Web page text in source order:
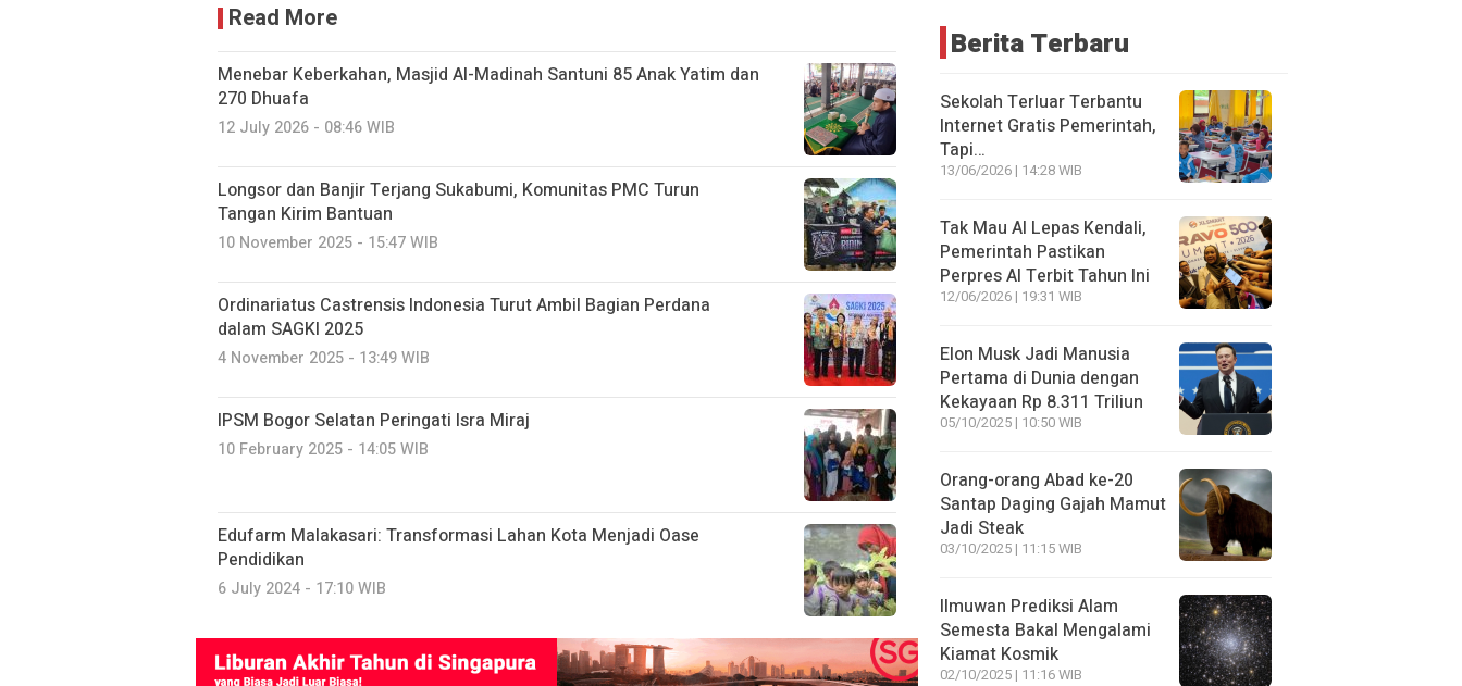
Read More
Menebar Keberkahan, Masjid Al-Madinah Santuni 85 Anak Yatim dan
270 Dhuafa
12 July 2026 - 08:46 WIB
Longsor dan Banjir Terjang Sukabumi, Komunitas PMC Turun
Tangan Kirim Bantuan
10 November 2025 - 15:47 WIB
Ordinariatus Castrensis Indonesia Turut Ambil Bagian Perdana
dalam SAGKI 2025
4 November 2025 - 13:49 WIB
IPSM Bogor Selatan Peringati Isra Miraj
10 February 2025 - 14:05 WIB
Edufarm Malakasari: Transformasi Lahan Kota Menjadi Oase
Pendidikan
6 July 2024 - 17:10 WIB
Berita Terbaru
Sekolah Terluar Terbantu
Internet Gratis Pemerintah,
Tapi…
13/06/2026 | 14:28 WIB
Tak Mau AI Lepas Kendali,
Pemerintah Pastikan
Perpres AI Terbit Tahun Ini
12/06/2026 | 19:31 WIB
Elon Musk Jadi Manusia
Pertama di Dunia dengan
Kekayaan Rp 8.311 Triliun
05/10/2025 | 10:50 WIB
Orang-orang Abad ke-20
Santap Daging Gajah Mamut
Jadi Steak
03/10/2025 | 11:15 WIB
Ilmuwan Prediksi Alam
Semesta Bakal Mengalami
Kiamat Kosmik
02/10/2025 | 11:16 WIB